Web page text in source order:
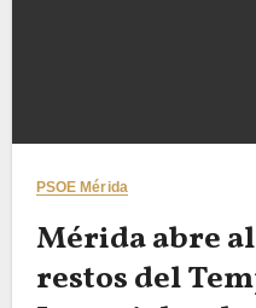
PSOE Mérida
Mérida abre
restos del